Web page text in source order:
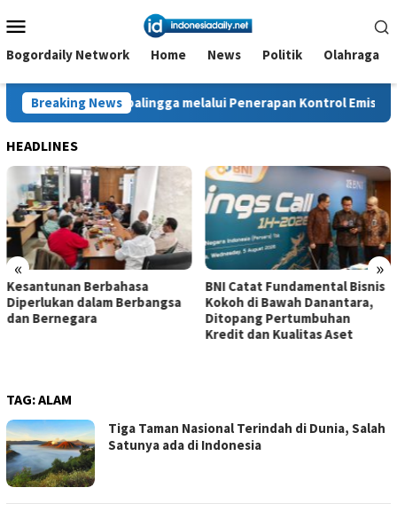
ke
kontenMobile
Bogordaily Network Home News Politik Olahraga
Breaking News
melalui Penerapan Kontrol Emisi dan Kebisingan
HEADLINES
« »
BNI Catat Fundamental Bisnis
Kokoh di Bawah Danantara,
Ditopang Pertumbuhan
Kredit dan Kualitas Aset
Membangun
Melalui Budaya
ARKI Dorong Industri
Indonesia
TAG:ALAM
Tiga Taman Nasional Terindah di Dunia, Salah
Satunya ada di Indonesia